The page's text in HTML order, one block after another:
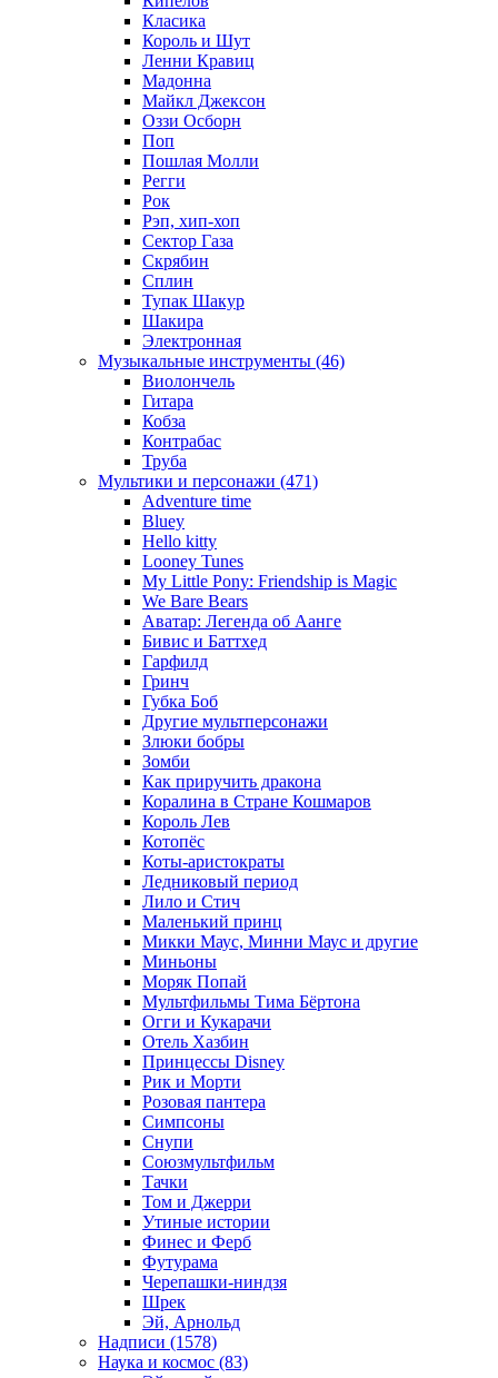
Класика
Король и Шут
Ленни Кравиц
Мадонна
Майкл Джексон
Оззи Осборн
Поп
Пошлая Молли
Регги
Рок
Рэп, хип-хоп
Сектор Газа
Скрябин
Сплин
Тупак Шакур
Шакира
Электронная
Музыкальные инструменты (46)
Виолончель
Гитара
Кобза
Контрабас
Труба
Мультики и персонажи (471)
Adventure time
Bluey
Hello kitty
Looney Tunes
My Little Pony: Friendship is Magic
We Bare Bears
Аватар: Легенда об Аанге
Бивис и Баттхед
Гарфилд
Гринч
Губка Боб
Другие мультперсонажи
Злюки бобры
Зомби
Как приручить дракона
Коралина в Стране Кошмаров
Король Лев
Котопёс
Коты-аристократы
Ледниковый период
Лило и Стич
Маленький принц
Микки Маус, Минни Маус и другие
Миньоны
Моряк Попай
Мультфильмы Тима Бёртона
Огги и Кукарачи
Отель Хазбин
Принцессы Disney
Рик и Морти
Розовая пантера
Симпсоны
Снупи
Союзмультфильм
Тачки
Том и Джерри
Утиные истории
Финес и Ферб
Футурама
Черепашки-ниндзя
Шрек
Эй, Арнольд
Надписи (1578)
Наука и космос (83)